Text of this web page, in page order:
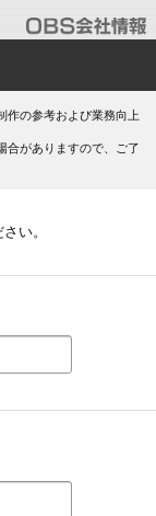
作の参考および業務向上
合がありますので、ご了
い。